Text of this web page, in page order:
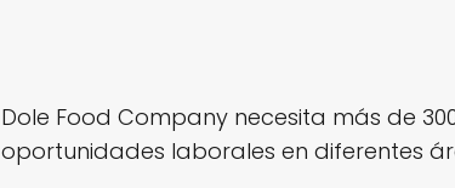
Dole Food Company necesita más de
oportunidades laborales en diferentes